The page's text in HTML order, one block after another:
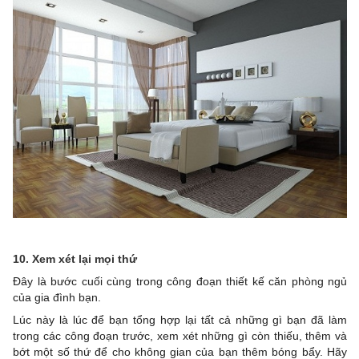
10. Xem xét lại mọi thứ
Đây là bước cuối cùng trong công đoạn thiết kế căn phòng ngủ
của gia đình bạn.
Lúc này là lúc để bạn tổng hợp lại tất cả những gì bạn đã làm
trong các công đoạn trước, xem xét những gì còn thiếu, thêm và
bớt một số thứ để cho không gian của bạn thêm bóng bẩy. Hãy